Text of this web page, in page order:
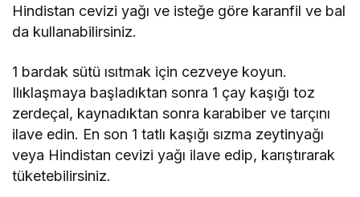
Hindistan cevizi yağı ve isteğe göre karanfil ve bal
da kullanabilirsiniz.
1 bardak sütü ısıtmak için cezveye koyun.
Ilıklaşmaya başladıktan sonra 1 çay kaşığı toz
zerdeçal, kaynadıktan sonra karabiber ve tarçını
ilave edin. En son 1 tatlı kaşığı sızma zeytinyağı
veya Hindistan cevizi yağı ilave edip, karıştırarak
tüketebilirsiniz.